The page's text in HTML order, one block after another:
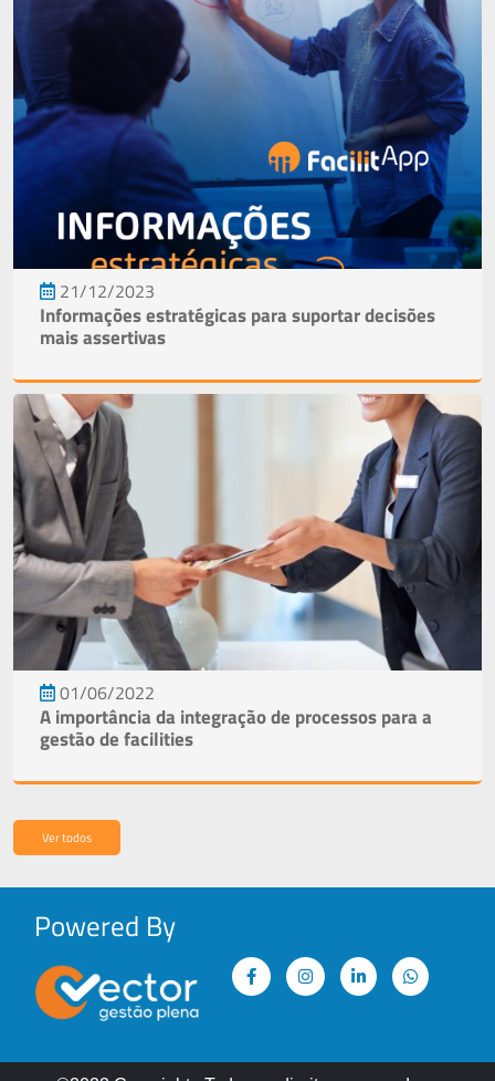
21/12/2023
Informações estratégicas para suportar decisões
mais assertivas
01/06/2022
A importância da integração de processos para a
gestão de facilities
Ver todos
Powered By